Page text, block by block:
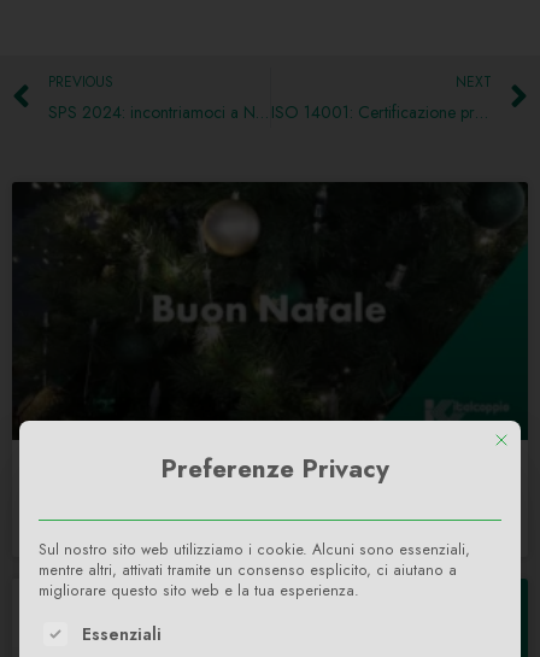
PREVIOUS
SPS 2024: incontriamoci a Norimberga
NEXT
ISO 14001: Certificazione prevista per il 2025
LEGGI DI PIÙ »
This
Preferenze Privacy
Sul nostro sito web utilizziamo i cookie. Alcuni sono essenziali,
mentre altri, attivati tramite un consenso esplicito, ci aiutano a
migliorare questo sito web e la tua esperienza.
The following is a list of service groups for which consent
Essenziali